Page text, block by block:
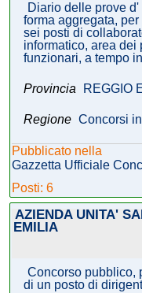
Diario delle prove
forma aggregata,
sei posti di
informatico, area
funzionari, a tempo
Provincia REGGIO
Regione Concorsi
Pubblicato nella
Gazzetta Ufficiale
Posti: 6
AZIENDA UNITA'
EMILIA
Concorso pubblico,
di un posto di